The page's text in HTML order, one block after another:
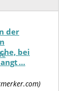
der
bei
…